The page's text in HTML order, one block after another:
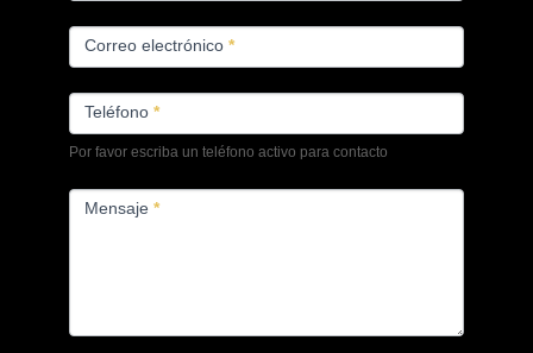
Correo electrónico*
Teléfono*
Por favor escriba un teléfono activo para contacto
Mensaje*